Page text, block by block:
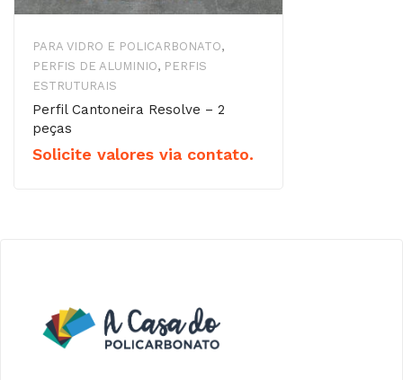
PARA VIDRO E POLICARBONATO,
PERFIS DE ALUMINIO, PERFIS
ESTRUTURAIS
Perfil Cantoneira Resolve – 2
peças
Solicite valores via contato.